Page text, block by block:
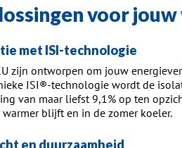
voor
met ISI-technologie
zijn ontworpen om jouw
ISI®-technologie wordt de
van maar liefst 9,1% op ten
blijft en in de zomer koeler.
en duurzaamheid